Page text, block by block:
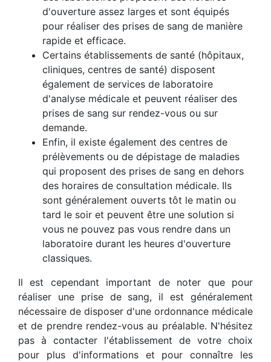
d'ouverture assez larges et sont équipés
pour réaliser des prises de sang de manière
rapide et efficace.
Certains établissements de santé (hôpitaux,
cliniques, centres de santé) disposent
également de services de laboratoire
d'analyse médicale et peuvent réaliser des
prises de sang sur rendez-vous ou sur
demande.
Enfin, il existe également des centres de
prélèvements ou de dépistage de maladies
qui proposent des prises de sang en dehors
des horaires de consultation médicale. Ils
sont généralement ouverts tôt le matin ou
tard le soir et peuvent être une solution si
vous ne pouvez pas vous rendre dans un
laboratoire durant les heures d'ouverture
classiques.
Il est cependant important de noter que pour
réaliser une prise de sang, il est généralement
nécessaire de disposer d'une ordonnance médicale
et de prendre rendez-vous au préalable. N'hésitez
pas à contacter l'établissement de votre choix
pour plus d'informations et pour connaître les